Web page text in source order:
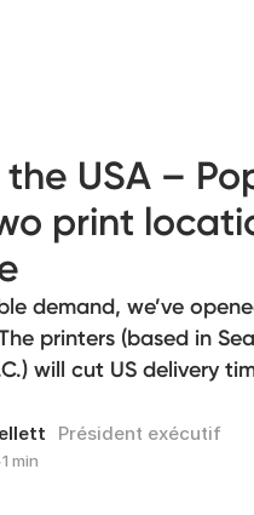
USA –
print
demand, we’ve
printers (based in
will cut US delivery
Président exécutif
∙1 min